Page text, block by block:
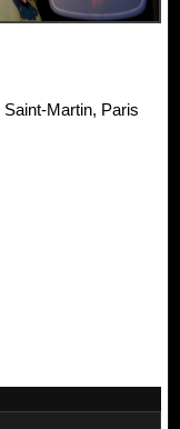
Martin, Paris